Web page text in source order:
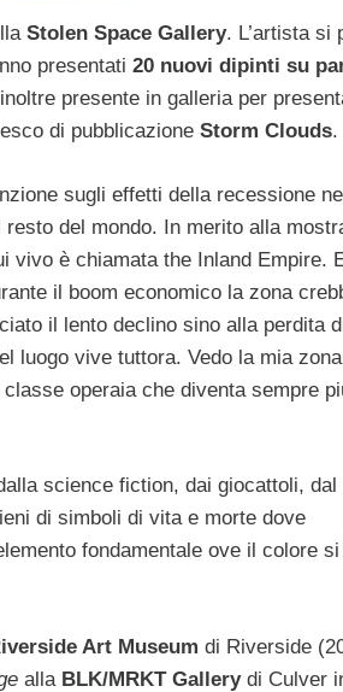
Stolen Space Gallery. L’artista si
presentati 20 nuovi dipinti su
presente in galleria per
di pubblicazione Storm Clouds.
sugli effetti della recessione
del mondo. In merito alla
vivo è chiamata the Inland Empire.
il boom economico la zona
il lento declino sino alla perdita
luogo vive tuttora. Vedo la mia
operaia che diventa sempre
science fiction, dai giocattoli, dal
di simboli di vita e morte dove
fondamentale ove il colore si
Art Museum di Riverside
alla BLK/MRKT Gallerydi Culver